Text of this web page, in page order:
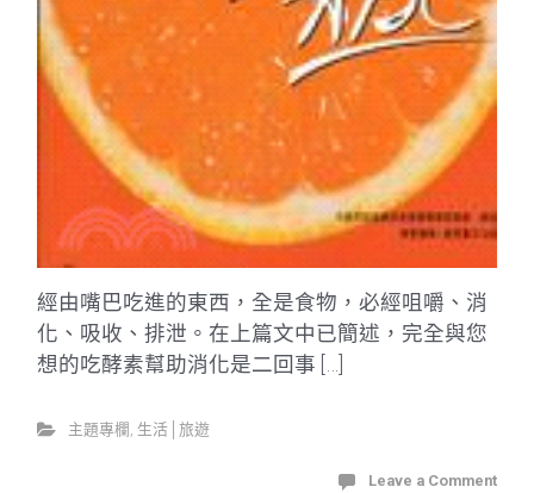
經由嘴巴吃進的東西，全是食物，必經咀嚼、消
化、吸收、排泄。在上篇文中已簡述，完全與您
想的吃酵素幫助消化是二回事 […]
主題專欄 生活│旅遊
Leave a Comment